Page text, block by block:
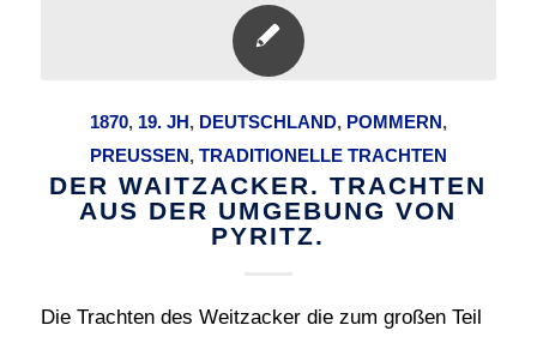
1870, 19. JH, DEUTSCHLAND, POMMERN,
PREUSSEN, TRADITIONELLE TRACHTEN
DER WAITZACKER. TRACHTEN
AUS DER UMGEBUNG VON
PYRITZ.
Die Trachten des Weitzacker die zum großen Teil